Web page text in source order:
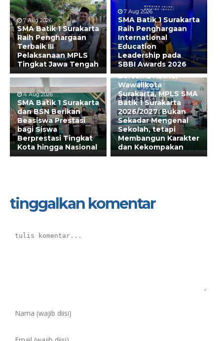
7 Aug 2026
SMA Batik 1 Surakarta
Raih Penghargaan
Terbaik III
Pelaksanaan MPLS
Tingkat Jawa Tengah
7 Aug 2026
SMA Batik 1 Surakarta
Raih Penghargaan
International
Education
Leadership pada
SBBI Awards 2026
4 Aug 2026
SMA Batik 1 Surakarta
dan BSN Berikan
Beasiswa Prestasi
bagi Siswa
Berprestasi Tingkat
Kota hingga Nasional
31 Jul 2026
Bersama Astrid,
Wawalikota
Surakarta, MPLS SMA
Batik 1 Surakarta
2026/2027: Bukan
Sekadar Mengenal
Sekolah, tetapi
Membangun Karakter
dan Kekompakan
tinggalkan komentar